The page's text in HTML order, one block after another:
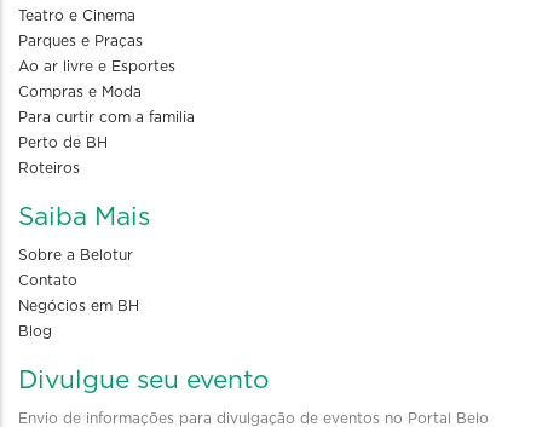
Teatro e Cinema
Parques e Praças
Ao ar livre e Esportes
Compras e Moda
Para curtir com a familia
Perto de BH
Roteiros
Saiba Mais
Sobre a Belotur
Contato
Negócios em BH
Blog
Divulgue seu evento
Envio de informações para divulgação de eventos no Portal Belo